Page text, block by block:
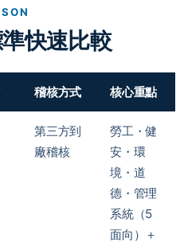
快速比較
稽核方式 核心重點
第三方到
廠稽核
勞工・健
安・環
境・道
德・管理
系統（5
面向）＋